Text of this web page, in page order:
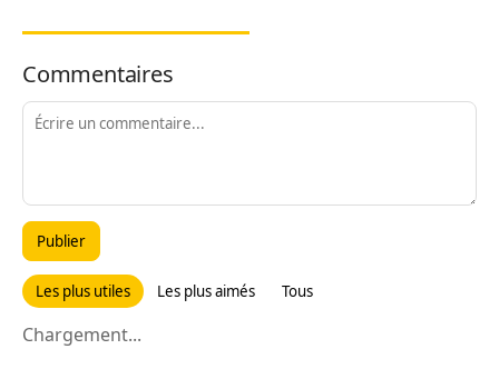
Commentaires
Publier
Les plus utiles Les plus aimés Tous
Chargement...